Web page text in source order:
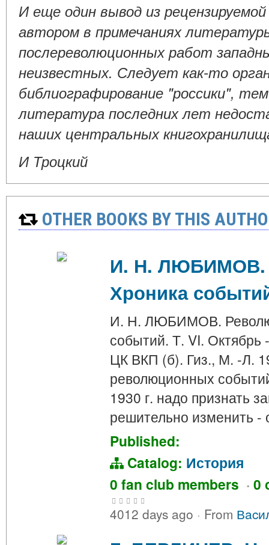
И еще один вывод из
автором в примечаниях
послереволюционных работ
неизвестных. Следует как-то
библиографирование "россики",
литература последних лет
наших центральных
И Троцкий
OTHER BOOKS BY THIS
И. Н. ЛЮБИМОВ.
Хроника
И. Н. ЛЮБИМОВ.
событий. Т. VI. Октябрь
ЦК ВКП (б). Гиз., М. -Л.
революционных
1930 г. надо признать
решительно изменить
Published:
Catalog: История
0 fan club members · 0
4012 days ago · From